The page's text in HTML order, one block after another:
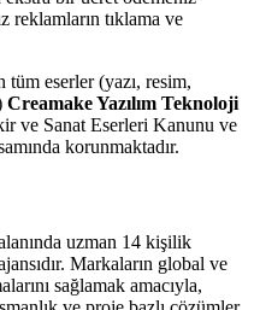
reklamların tıklama ve
eserler (yazı, resim,
Creamake Yazılım Teknoloji
ve Sanat Eserleri Kanunu ve
korunmaktadır.
uzman 14 kişilik
Markaların global ve
sağlamak amacıyla,